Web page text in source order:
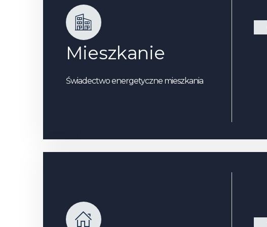
Mieszkanie
Świadectwo energetyczne mieszkania